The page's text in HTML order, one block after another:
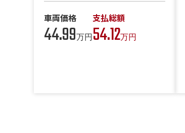
車両価格
44.99万円
支払総額
54.12万円